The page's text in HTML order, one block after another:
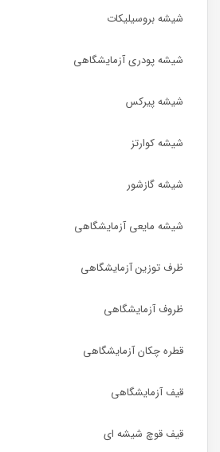
شیشه بروسیلیکات
شیشه پودری آزمایشگاهی
شیشه پیرکس
شیشه کوارتز
شیشه گازشور
شیشه مایعی آزمایشگاهی
ظرف توزین آزمایشگاهی
ظروف آزمایشگاهی
قطره چکان آزمایشگاهی
قیف آزمایشگاهی
قیف قوچ شیشه ای